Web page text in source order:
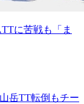
に苦戦も「ま
岳TT転倒もチー